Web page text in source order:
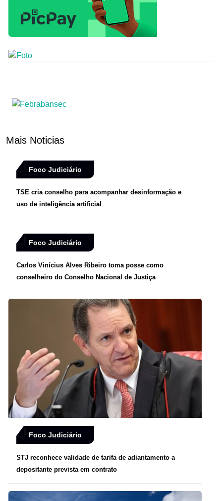
Mais Noticias
Foco Judiciário
TSE cria conselho para acompanhar desinformação e
uso de inteligência artificial
Foco Judiciário
Carlos Vinícius Alves Ribeiro toma posse como
conselheiro do Conselho Nacional de Justiça
Foco Judiciário
STJ reconhece validade de tarifa de adiantamento a
depositante prevista em contrato